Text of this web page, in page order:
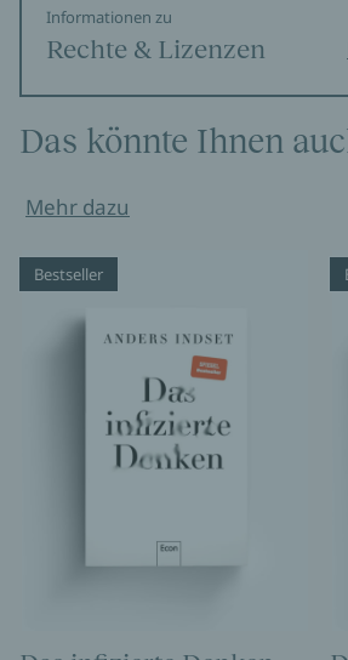
Informationen zu
Rechte & Lizenzen
Das könnte Ihnen
Mehr dazu
Bestseller